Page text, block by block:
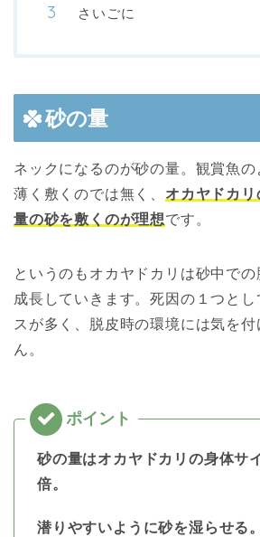
さいごに
砂の量
ネックになるのが砂の量。観賞魚の
薄く敷くのでは無く、 オカヤドカ
量の砂を敷くのが理想です。
というのもオカヤドカリは砂中で
成長していきます。死因の１つと
スが多く、脱皮時の環境には気を
ん。
砂の量はオカヤドカリの身体サ
倍。
潜りやすいように砂を湿らせる。